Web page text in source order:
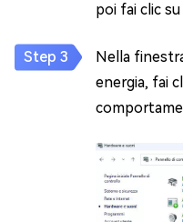
poi fai clic
Nella
energia, fai